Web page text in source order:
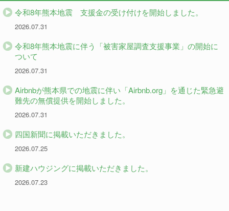
令和8年熊本地震 支援金の受け付けを開始しました。
2026.07.31
令和8年熊本地震に伴う「被害家屋調査支援事業」の開始に
ついて
2026.07.31
Airbnbが熊本県での地震に伴い「Airbnb.org」を通じた緊急避
難先の無償提供を開始しました。
2026.07.31
四国新聞に掲載いただきました。
2026.07.25
新建ハウジングに掲載いただきました。
2026.07.23